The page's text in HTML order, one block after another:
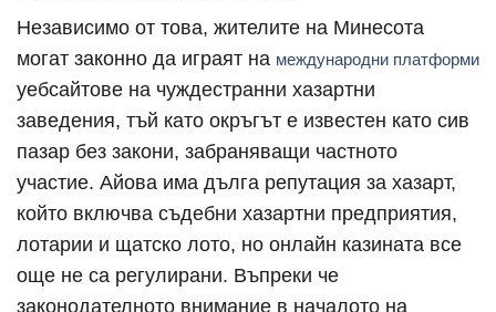
Независимо от това, жителите на Минесота
могат законно да играят на международни платформи
уебсайтове на чуждестранни хазартни
заведения, тъй като окръгът е известен като сив
пазар без закони, забраняващи частното
участие. Айова има дълга репутация за хазарт,
който включва съдебни хазартни предприятия,
лотарии и щатско лото, но онлайн казината все
още не са регулирани. Въпреки че
законодателното внимание в началото на